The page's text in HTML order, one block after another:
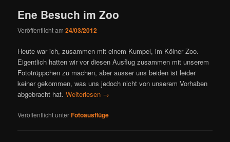
Ene Besuch im Zoo
Veröffentlicht am24/03/2012
Heute war ich, zusammen mit einem Kumpel, im Kölner Zoo.
Eigentlich hatten wir vor diesen Ausflug zusammen mit unserem
Fototrüppchen zu machen, aber ausser uns beiden ist leider
keiner gekommen, was uns jedoch nicht von unserem Vorhaben
abgebracht hat.Weiterlesen →
Veröffentlicht unterFotoausflüge